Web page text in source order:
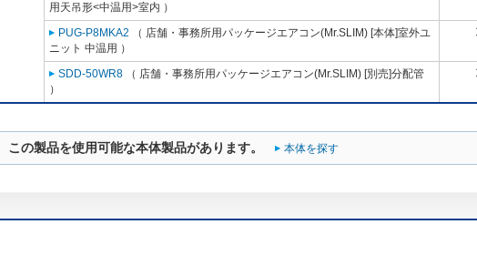
用天吊形<中温用>室内 ）
PUG-P8MKA2 （ 店舗・事務所用パッケージエアコン(Mr.SLIM) [本体]室外ユ
ニット 中温用 ）
SDD-50WR8 （ 店舗・事務所用パッケージエアコン(Mr.SLIM) [別売]分配管
）
この製品を使用可能な本体製品があります。 本体を探す